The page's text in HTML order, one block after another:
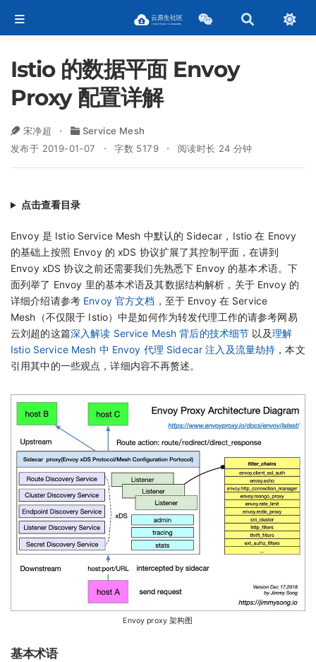
Istio 的数据平面 Envoy
Proxy 配置详解
宋净超
Service Mesh
发布于 2019-01-07
字数 5179 阅读时长 24 分钟
点击查看目录
Envoy 是 Istio Service Mesh 中默认的 Sidecar，Istio 在 Enovy
的基础上按照 Envoy 的 xDS 协议扩展了其控制平面，在讲到
Envoy xDS 协议之前还需要我们先熟悉下 Envoy 的基本术语。下
面列举了 Envoy 里的基本术语及其数据结构解析，关于 Envoy 的
详细介绍请参考 Envoy 官方文档 ，至于 Envoy 在 Service
Mesh（不仅限于 Istio）中是如何作为转发代理工作的请参考网易
云刘超的这篇深入解读 Service Mesh 背后的技术细节 以及理解
Istio Service Mesh 中 Envoy 代理 Sidecar 注入及流量劫持 ，本文
引用其中的一些观点，详细内容不再赘述。
Envoy proxy 架构图
基本术语